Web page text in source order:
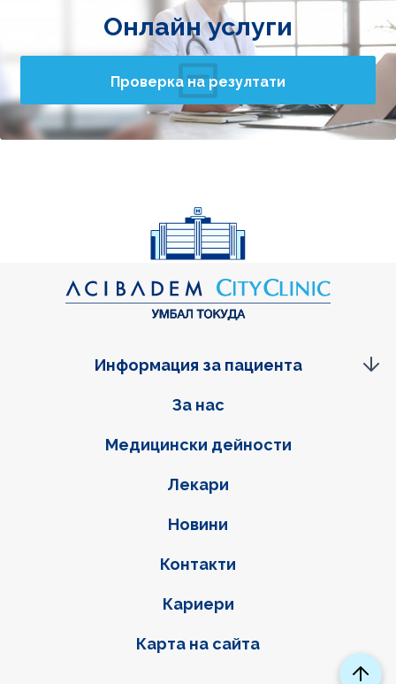
Онлайн услуги
Проверка на резултати
Фуутер навигация
За нас
Медицински дейности
Лекари
Новини
Контакти
Кариери
Карта на сайта
Информация за пациента